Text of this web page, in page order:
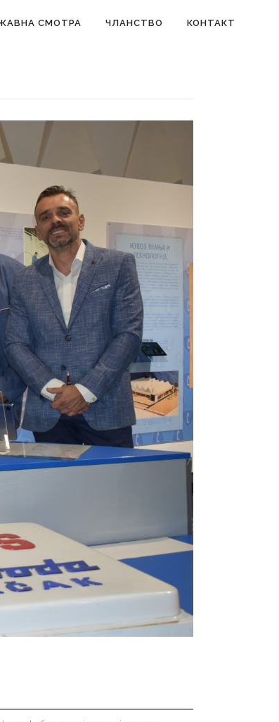
СМОТРА ЧЛАНСТВО КОНТАКТ